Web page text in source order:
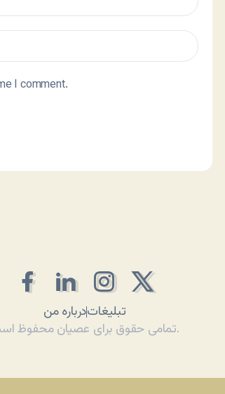
I comment.
درباره منتبلیغات
تمامی حقوق برای عصیان محفوظ است.